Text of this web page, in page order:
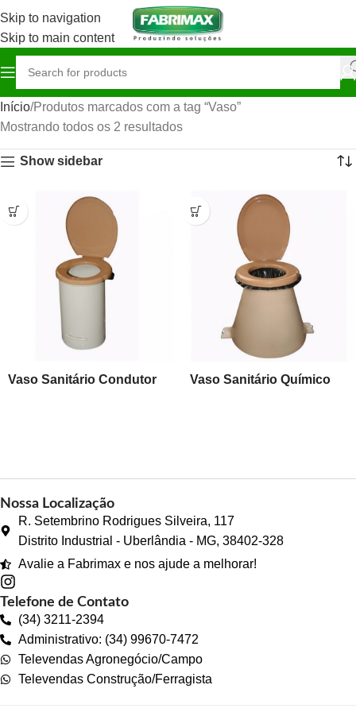
Skip to navigation
Skip to main content
Início Produtos marcados com a tag “Vaso”
Mostrando todos os 2 resultados
Show sidebar
Vaso Sanitário Condutor Vaso Sanitário Químico
Nossa Localização
R. Setembrino Rodrigues Silveira, 117
Distrito Industrial - Uberlândia - MG, 38402-328
Avalie a Fabrimax e nos ajude a melhorar!
Telefone de Contato
(34) 3211-2394
Administrativo: (34) 99670-7472
Televendas Agronegócio/Campo
Televendas Construção/Ferragista